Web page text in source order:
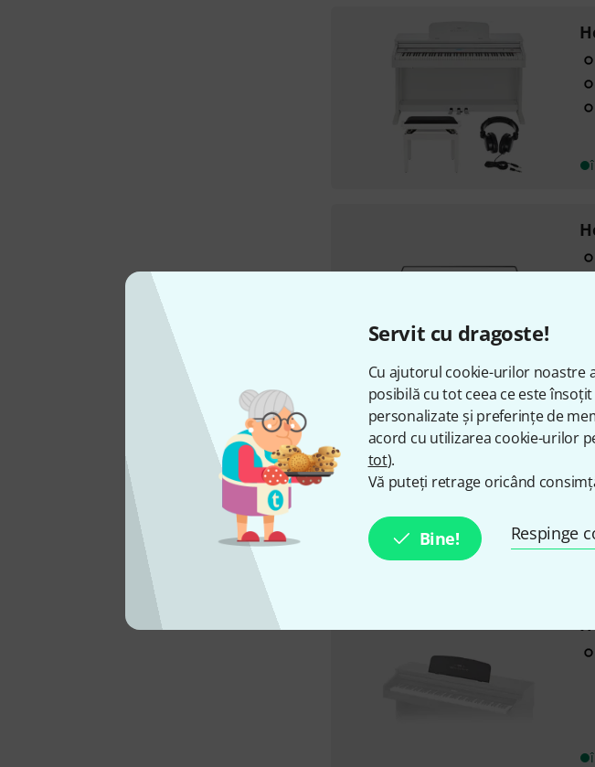
Servit cu dragoste!
Cu ajutorul cookie-urilor noastre
posibilă cu tot ceea ce este
personalizate și preferințe de
acord cu utilizarea cookie-urilor
tot).
Vă puteți retrage oricând
Bine! Respinge